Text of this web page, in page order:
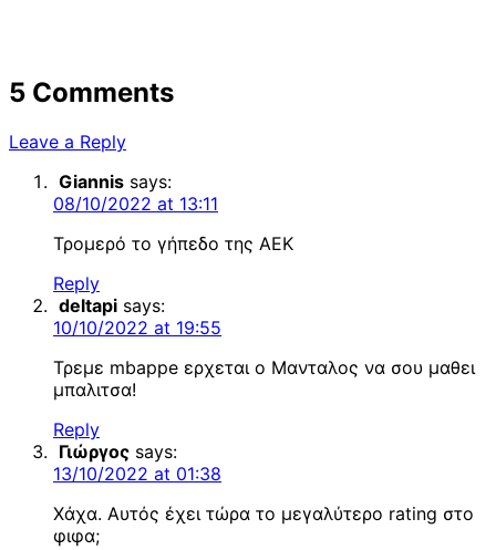
5 Comments
Leave a Reply
Giannis says:
08/10/2022 at 13:11
Τρομερό το γήπεδο της ΑΕΚ
Reply
deltapi says:
10/10/2022 at 19:55
Τρεμε mbappe ερχεται ο Μανταλος να σου μαθει
μπαλιτσα!
Reply
Γιώργος says:
13/10/2022 at 01:38
Χάχα. Αυτός έχει τώρα το μεγαλύτερο rating στο
φιφα;